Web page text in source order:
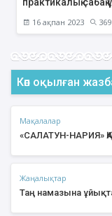
16 ақпан 2023 369
Көп оқылған
Мақалалар
«САЛАТУН-НАРИЯ»
Жаңалықтар
Таң намазына